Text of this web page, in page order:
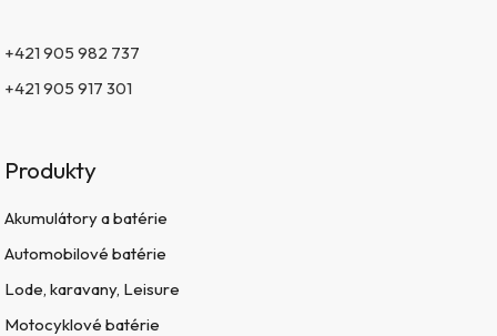
+421 905 982 737
+421 905 917 301
Produkty
Akumulátory a batérie
Automobilové batérie
Lode, karavany, Leisure
Motocyklové batérie